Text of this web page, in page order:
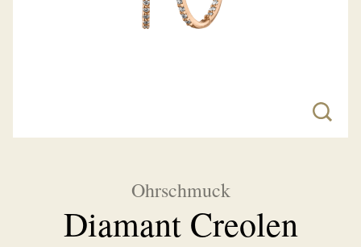
Ohrschmuck
Diamant Creolen